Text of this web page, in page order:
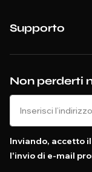
Non perderti
Inviando, accetto
l'invio di e-mail
Supporto